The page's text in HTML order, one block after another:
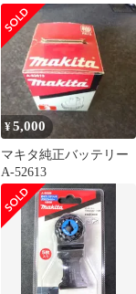
クタ式 A-77403 makita
純正 パーツ 部品 正規
品 おすすめ 便利
¥5,000
マキタ純正バッテリー
A-52613